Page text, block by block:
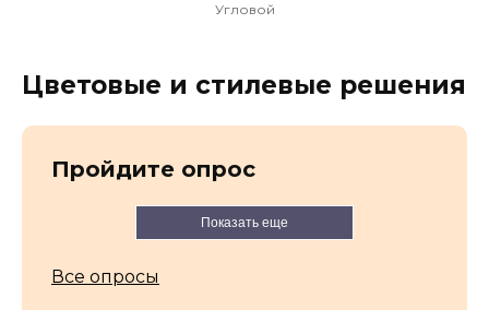
Угловой
Цветовые и стилевые решения
Пройдите опрос
Показать еще
Все опросы